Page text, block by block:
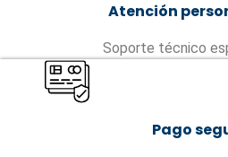
Atención
Soporte técnico
Pago